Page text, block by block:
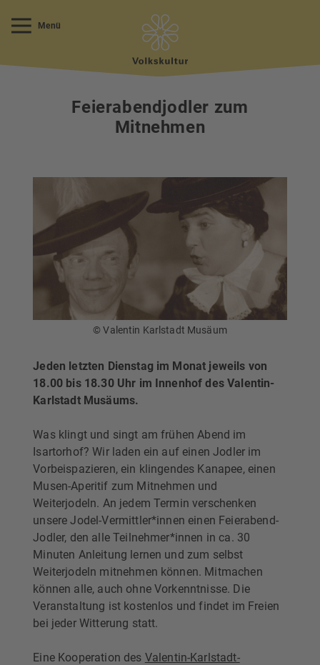
Menü
Feierabendjodler zum
Mitnehmen
© Valentin Karlstadt Musäum
Jeden letzten Dienstag im Monat jeweils von
18.00 bis 18.30 Uhr im Innenhof des Valentin-
Karlstadt Musäums.
Was klingt und singt am frühen Abend im
Isartorhof? Wir laden ein auf einen Jodler im
Vorbeispazieren, ein klingendes Kanapee, einen
Musen-Aperitif zum Mitnehmen und
Weiterjodeln. An jedem Termin verschenken
unsere Jodel-Vermittler*innen einen Feierabend-
Jodler, den alle Teilnehmer*innen in ca. 30
Minuten Anleitung lernen und zum selbst
Weiterjodeln mitnehmen können. Mitmachen
können alle, auch ohne Vorkenntnisse. Die
Veranstaltung ist kostenlos und findet im Freien
bei jeder Witterung statt.
Eine Kooperation des Valentin-Karlstadt-